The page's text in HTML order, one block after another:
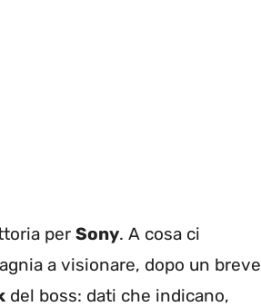
per Sony. A cosa ci
a visionare, dopo un breve
del boss: dati che indicano,